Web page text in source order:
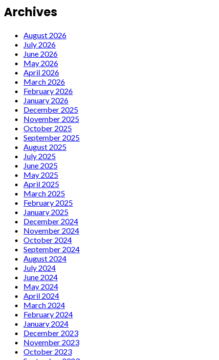
Archives
August 2026
July 2026
June 2026
May 2026
April 2026
March 2026
February 2026
January 2026
December 2025
November 2025
October 2025
September 2025
August 2025
July 2025
June 2025
May 2025
April 2025
March 2025
February 2025
January 2025
December 2024
November 2024
October 2024
September 2024
August 2024
July 2024
June 2024
May 2024
April 2024
March 2024
February 2024
January 2024
December 2023
November 2023
October 2023